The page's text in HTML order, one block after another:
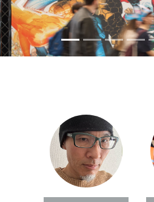
Anterior